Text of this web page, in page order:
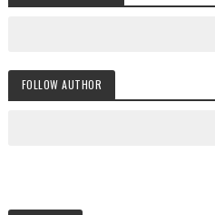
FOLLOW AUTHOR